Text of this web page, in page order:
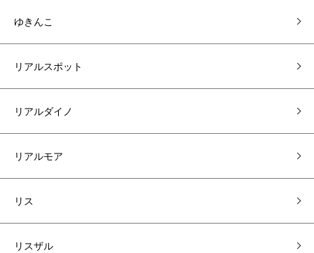
ゆきんこ
リアルスポット
リアルダイノ
リアルモア
リス
リスザル